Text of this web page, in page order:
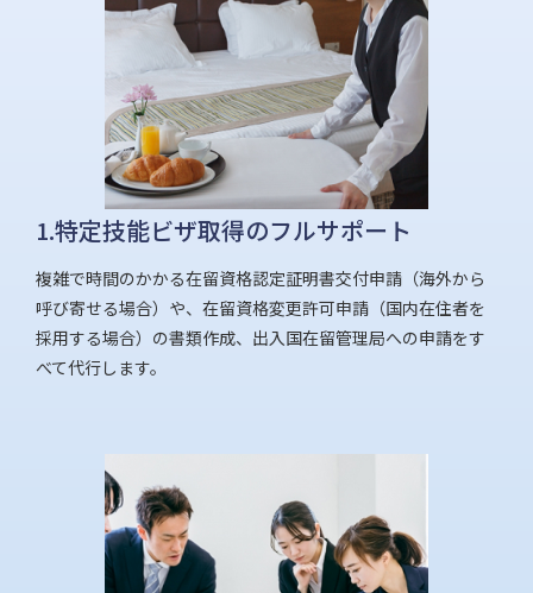
1.特定技能ビザ取得のフルサポート
複雑で時間のかかる在留資格認定証明書交付申請（海外から
呼び寄せる場合）や、在留資格変更許可申請（国内在住者を
採用する場合）の書類作成、出入国在留管理局への申請をす
べて代行します。